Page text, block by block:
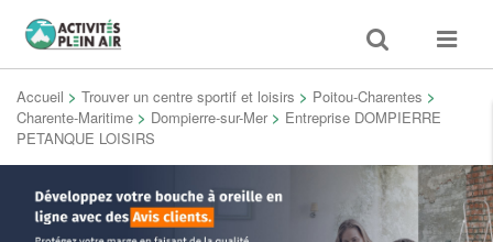
Toggle
search
Toggle
Accueil > Trouver un centre sportif et loisirs > Poitou-Charentes >
Charente-Maritime > Dompierre-sur-Mer > Entreprise DOMPIERRE
PETANQUE LOISIRS